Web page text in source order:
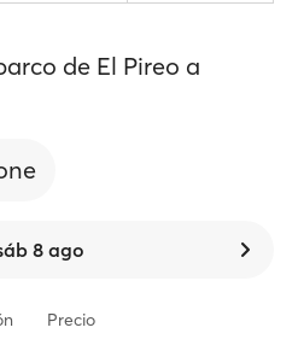
de El Pireo a
8 ago
Precio